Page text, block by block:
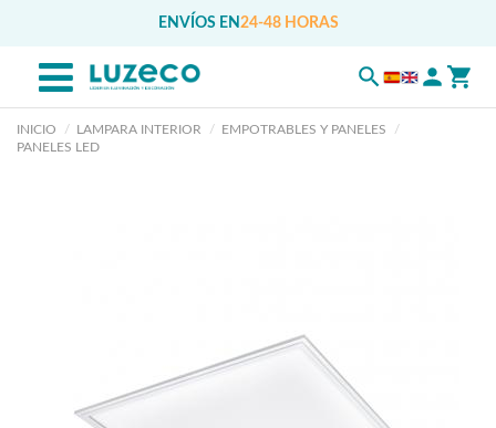
ENVÍOS EN 24-48 HORAS
INICIO LAMPARA INTERIOR
EMPOTRABLES Y PANELES
PANELES LED